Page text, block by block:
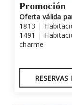
Promoción
Oferta válida
1813 |
1491
|
charme